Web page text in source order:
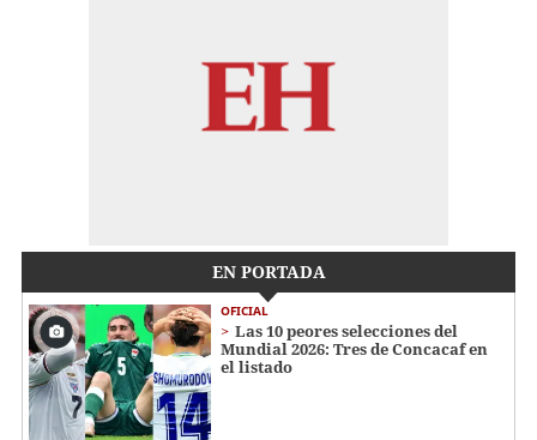
EN PORTADA
OFICIAL
Las 10 peores selecciones del
Mundial 2026: Tres de Concacaf en
el listado